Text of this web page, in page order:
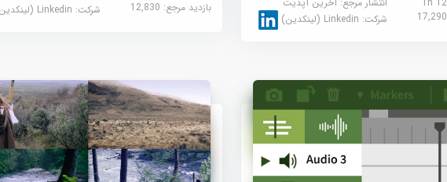
17,290 شرکت: Linkedin (لینکدین)
بازدید مرجع: 12,830 شرکت: Linkedin (لینکدین)